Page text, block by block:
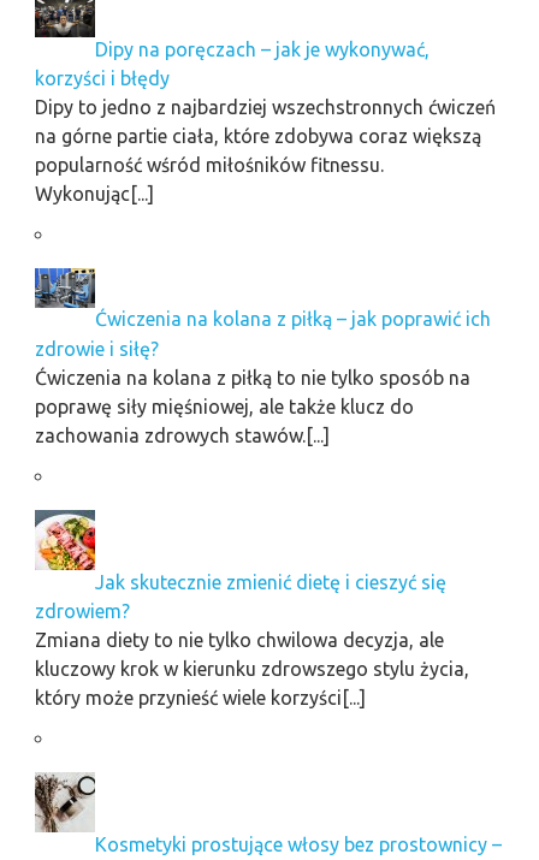
Dipy na poręczach – jak je wykonywać,
korzyści i błędy
Dipy to jedno z najbardziej wszechstronnych ćwiczeń
na górne partie ciała, które zdobywa coraz większą
popularność wśród miłośników fitnessu.
Wykonując[...]
Ćwiczenia na kolana z piłką – jak poprawić ich
zdrowie i siłę?
Ćwiczenia na kolana z piłką to nie tylko sposób na
poprawę siły mięśniowej, ale także klucz do
zachowania zdrowych stawów.[...]
Jak skutecznie zmienić dietę i cieszyć się
zdrowiem?
Zmiana diety to nie tylko chwilowa decyzja, ale
kluczowy krok w kierunku zdrowszego stylu życia,
który może przynieść wiele korzyści[...]
Kosmetyki prostujące włosy bez prostownicy –